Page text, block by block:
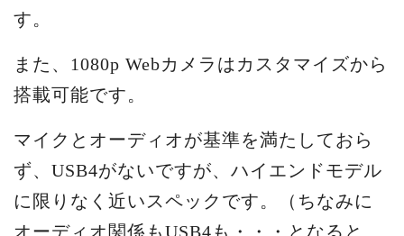
す。
また、1080p Webカメラはカスタマイズから
搭載可能です。
マイクとオーディオが基準を満たしておら
ず、USB4がないですが、ハイエンドモデル
に限りなく近いスペックです。（ちなみに
オーディオ関係もUSB4も・・・となると、